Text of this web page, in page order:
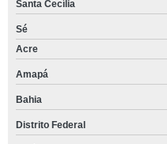
Santa Cecília
Sé
Acre
Amapá
Bahia
Distrito Federal